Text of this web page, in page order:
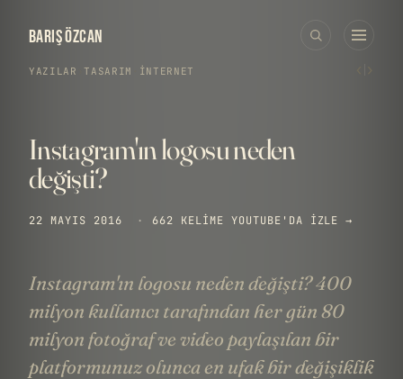
BARIŞ ÖZCAN
YAZILAR ›TASARIM İNTERNET
Instagram'ın logosu neden
değişti?
22 MAYIS 2016 · 662 KELIME YOUTUBE'DA IZLE →
Instagram'ın logosu neden değişti? 400
milyon kullanıcı tarafından her gün 80
milyon fotoğraf ve video paylaşılan bir
platformunuz olunca en ufak bir değişiklik